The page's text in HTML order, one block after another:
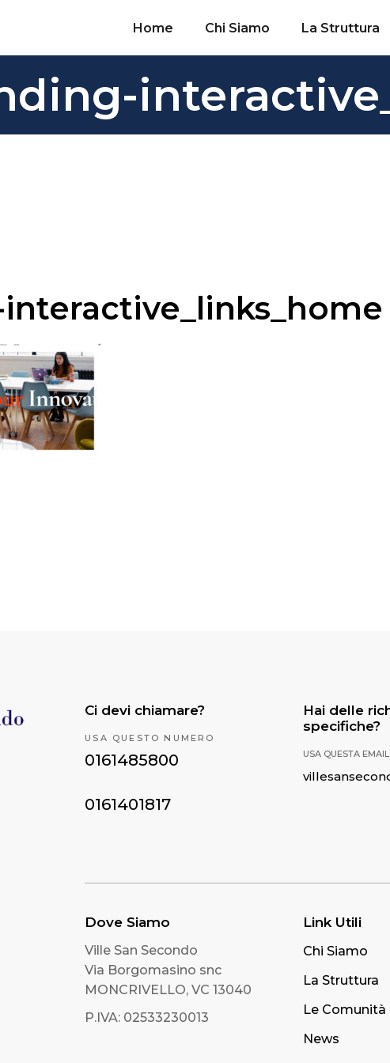
Home Chi Siamo La Struttura
Ci devi chiamare?
USA QUESTO NUMERO
0161485800
0161401817
Hai delle
specifiche?
USA QUESTA EMAIL
Dove Siamo
Ville San Secondo
Via Borgomasino snc
MONCRIVELLO, VC 13040
P.IVA: 02533230013
Link Utili
Chi Siamo
La Struttura
Le Comunità
News